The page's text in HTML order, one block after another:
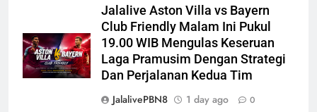
Jalalive Aston Villa vs Bayern
Club Friendly Malam Ini Pukul
19.00 WIB Mengulas Keseruan
Laga Pramusim Dengan Strategi
Dan Perjalanan Kedua Tim
JalalivePBN8
1 day ago 0